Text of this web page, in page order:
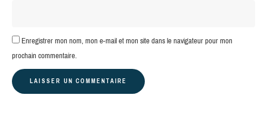
Enregistrer mon nom, mon e-mail et mon site dans le navigateur pour mon
prochain commentaire.